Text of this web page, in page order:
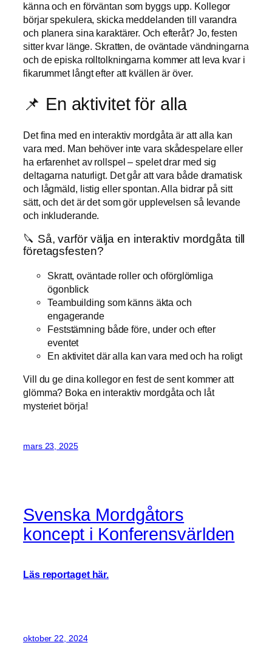
känna och en förväntan som byggs upp. Kollegor
börjar spekulera, skicka meddelanden till varandra
och planera sina karaktärer. Och efteråt? Jo, festen
sitter kvar länge. Skratten, de oväntade vändningarna
och de episka rolltolkningarna kommer att leva kvar i
fikarummet långt efter att kvällen är över.
📌 En aktivitet för alla
Det fina med en interaktiv mordgåta är att alla kan
vara med. Man behöver inte vara skådespelare eller
ha erfarenhet av rollspel – spelet drar med sig
deltagarna naturligt. Det går att vara både dramatisk
och lågmäld, listig eller spontan. Alla bidrar på sitt
sätt, och det är det som gör upplevelsen så levande
och inkluderande.
🔪 Så, varför välja en interaktiv mordgåta till
företagsfesten?
Skratt, oväntade roller och oförglömliga
ögonblick
Teambuilding som känns äkta och
engagerande
Feststämning både före, under och efter
eventet
En aktivitet där alla kan vara med och ha roligt
Vill du ge dina kollegor en fest de sent kommer att
glömma? Boka en interaktiv mordgåta och låt
mysteriet börja!
mars 23, 2025
Svenska Mordgåtors
koncept i Konferensvärlden
Läs reportaget här.
oktober 22, 2024